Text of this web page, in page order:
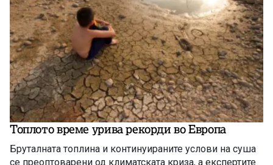
Топлото време урива рекорди во Европа
Бруталната топлина и континуираните услови на суша
се преоптоварени од климатската криза, а експертите